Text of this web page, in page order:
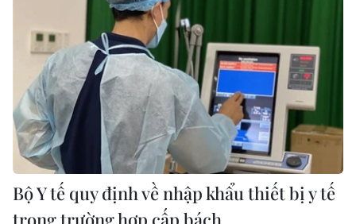
Bộ Y tế quy định về nhập khẩu thiết bị y tế
trong trường hợp cấp bách